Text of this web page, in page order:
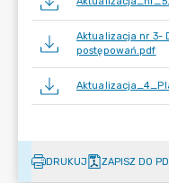
Aktualizacja nr 3-
postępowań.pdf
DRUKUJ ZAPISZ DO